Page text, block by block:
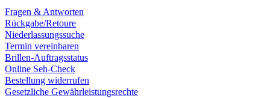
Fragen & Antworten
Rückgabe/Retoure
Niederlassungssuche
Termin vereinbaren
Brillen-Auftragsstatus
Online Seh-Check
Bestellung widerrufen
Gesetzliche Gewährleistungsrechte